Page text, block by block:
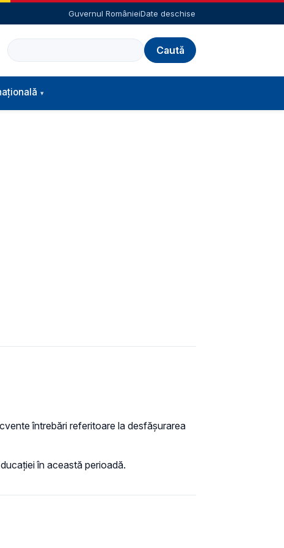
Guvernul RomânieiDate deschise
Caută
întrebări referitoare la desfășurarea
în această perioadă.